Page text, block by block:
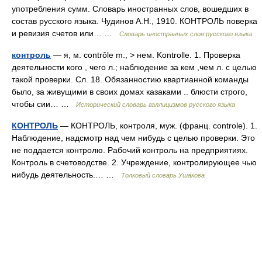
употребления сумм. Словарь иностранных слов, вошедших в
состав русского языка. Чудинов А.Н., 1910. КОНТРОЛЬ поверка
и ревизия счетов или… …
Словарь иностранных слов русского языка
контроль — я, м. contrôle m., > нем. Kontrolle. 1. Проверка
деятельности кого , чего л.; наблюдение за кем ,чем л. с целью
такой проверки. Сл. 18. Обязанностию квартианной команды
было, за живущими в своих домах казаками .. блюсти строго,
чтобы сии… …
Исторический словарь галлицизмов русского языка
КОНТРОЛЬ — КОНТРОЛЬ, контроля, муж. (франц. controle). 1.
Наблюдение, надсмотр над чем нибудь с целью проверки. Это
не поддается контролю. Рабочий контроль на предприятиях.
Контроль в счетоводстве. 2. Учреждение, контролирующее чью
нибудь деятельность.… …
Толковый словарь Ушакова